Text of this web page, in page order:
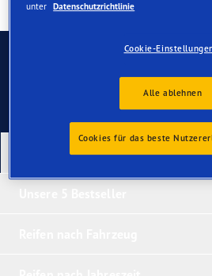
Kontaktieren Sie uns
Unsere neuesten Produkte
unter Datenschutzrichtlinie
Cookie-
Alle ablehnen
Cookies für das beste